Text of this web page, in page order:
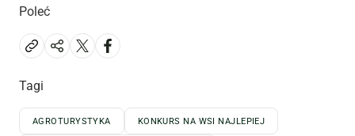
Poleć
Tagi
AGROTURYSTYKA KONKURS NA WSI NAJLEPIEJ